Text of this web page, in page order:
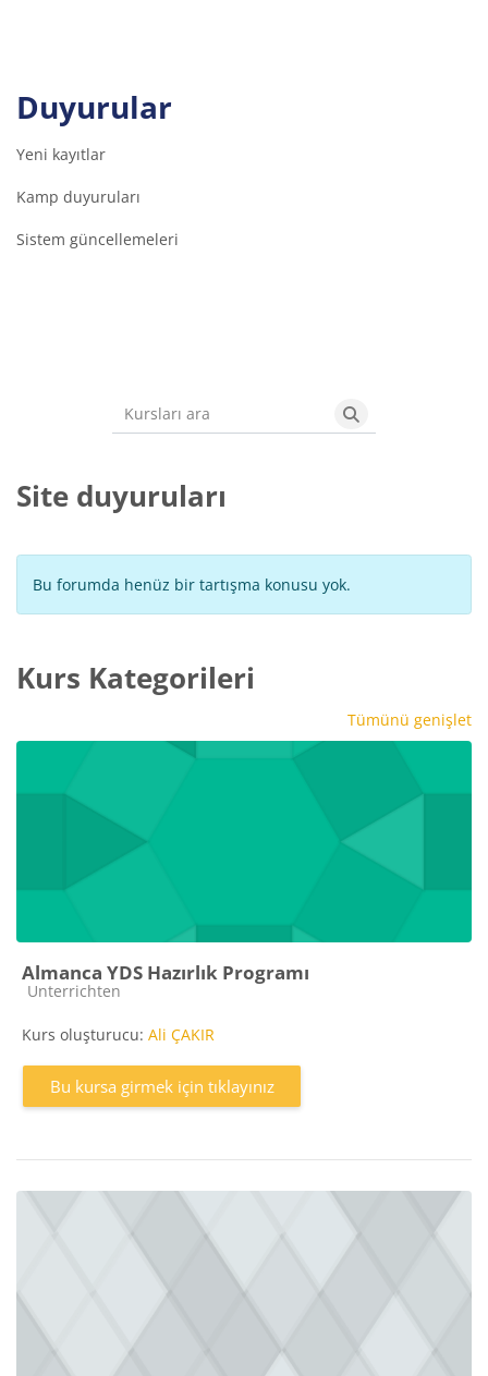
Duyurular
Yeni kayıtlar
Kamp duyuruları
Sistem güncellemeleri
Kursları ara
Kursları ara
Site duyuruları
Bu forumda henüz bir tartışma konusu yok.
Kurs Kategorileri
Tümünü genişlet
Almanca YDS Hazırlık Programı
Kurs kategorisi
Unterrichten
Kurs oluşturucu: Ali ÇAKIR
Bu kursa girmek için tıklayınız